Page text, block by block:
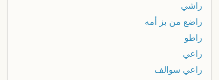
راشي
راضع من بز أمه
راطو
راعي
راعي سوالف